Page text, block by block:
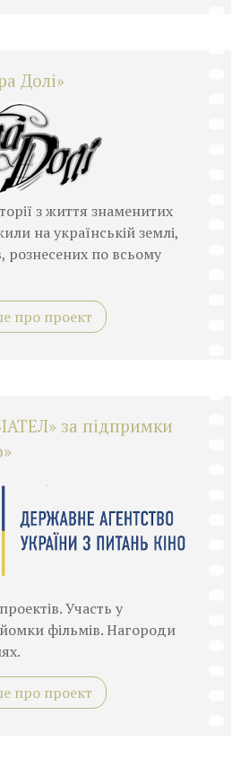
Долі»
з життя знаменитих
на українській землі,
рознесених по всьому
про проект
за підпримки
Участь у
фільмів. Нагороди
про проект